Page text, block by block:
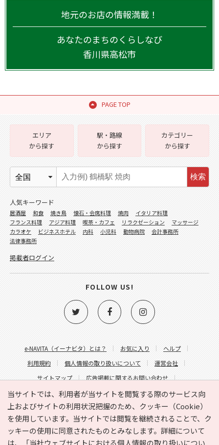
地元のお店の情報満載！
あなたのまちのくらしなび
香川県高松市
PAGE TOP
当サイトでは、利用者が当サイトを閲覧する際のサービス向
上およびサイトの利用状況把握のため、クッキー（Cookie）
を使用しています。当サイトでは閲覧を継続されることで、ク
ッキーの使用に同意されたものとみなします。詳細について
は、
「当社ウェブサイトにおける個人情報の取り扱いについ
e-NAVITA（イーナビタ）とは？ お気に入り
ヘルプ
利用規約
個人情報の取り扱いについて
運営会社
サイトマップ
広告掲載に関するお問い合わせ
サイトの内容に関するお問い合わせ
エリア
から探す
駅・路線
から探す
カテゴリー
から探す
検索
人気キーワード
居酒屋 和食 焼き鳥 懐石・会席料理 焼肉
イタリア料理
フランス料理
アジア料理 喫茶・カフェ リラクゼーション
マッサージ
カラオケ
ビジネスホテル 内科 小児科 動物病院
会計事務所
法律事務所
掲載者ログイン
FOLLOW US!